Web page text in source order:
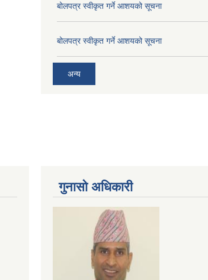
बोलपत्र स्वीकृत गर्ने आशयको सूचना
बोलपत्र स्वीकृत गर्ने आशयको सूचना
अन्य
गुनासो अधिकारी